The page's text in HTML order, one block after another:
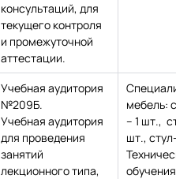
консультаций, для
текущего контроля
и промежуточной
аттестации.
Учебная аудитория
№209Б.
Учебная аудитория
для проведения
занятий
лекционного типа,
мебель:
– 1 шт.,
шт.,